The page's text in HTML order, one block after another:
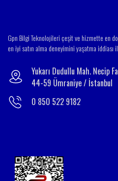
Gpn Bilgi Teknolojileri çeşit ve hizmette en
en iyi satın alma deneyimini yaşatma iddiası
Yukarı Dudullu Mah. Necip
44-59 Ümraniye / İstanbul
0 850 522 9182